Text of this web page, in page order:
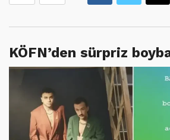
KÖFN’den sürpriz